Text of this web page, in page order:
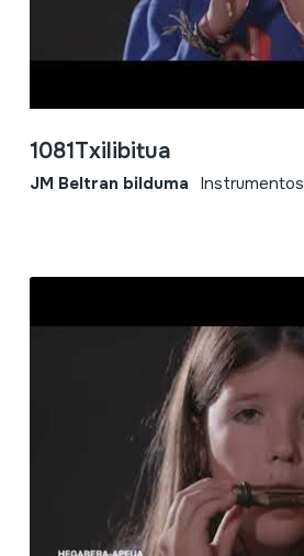
1081Txilibitua
JM Beltran bilduma Instrumentos